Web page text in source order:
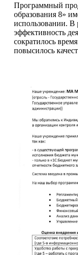
Программный
образования 8»
использовании. В
эффективность
сократилось
повысилось